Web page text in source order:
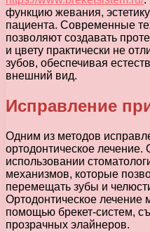
функцию жевания,
пациента. Современные
позволяют создавать
и цвету практически не
зубов, обеспечивая
внешний вид.
Исправление
Одним из методов
ортодонтическое лечение.
использовании
механизмов, которые
перемещать зубы и
Ортодонтическое лечение
помощью брекет-систем,
прозрачных элайнеров.